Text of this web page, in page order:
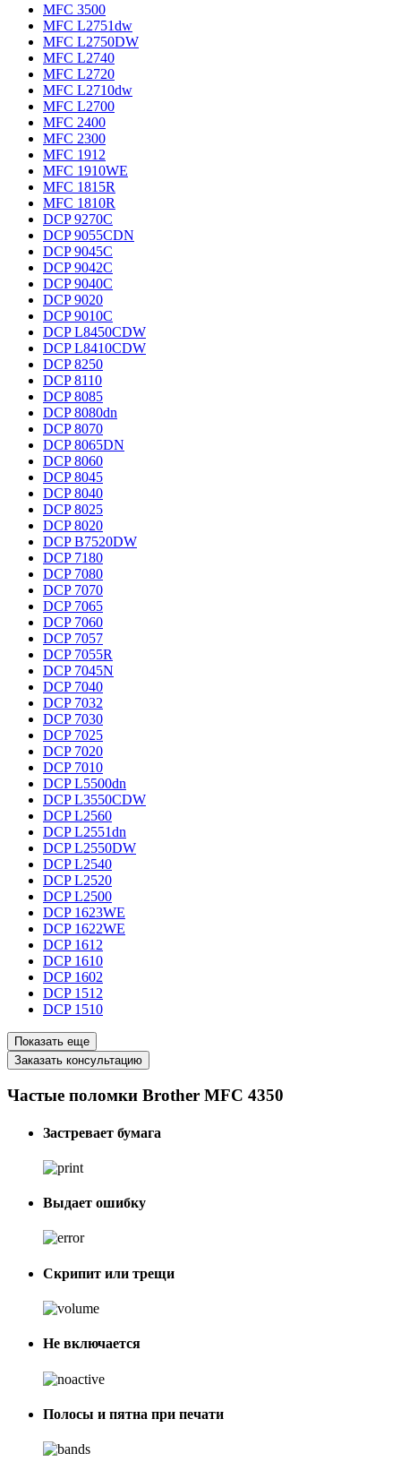
MFC 3500
MFC L2751dw
MFC L2750DW
MFC L2740
MFC L2720
MFC L2710dw
MFC L2700
MFC 2400
MFC 2300
MFC 1912
MFC 1910WE
MFC 1815R
MFC 1810R
DCP 9270C
DCP 9055CDN
DCP 9045C
DCP 9042C
DCP 9040C
DCP 9020
DCP 9010C
DCP L8450CDW
DCP L8410CDW
DCP 8250
DCP 8110
DCP 8085
DCP 8080dn
DCP 8070
DCP 8065DN
DCP 8060
DCP 8045
DCP 8040
DCP 8025
DCP 8020
DCP B7520DW
DCP 7180
DCP 7080
DCP 7070
DCP 7065
DCP 7060
DCP 7057
DCP 7055R
DCP 7045N
DCP 7040
DCP 7032
DCP 7030
DCP 7025
DCP 7020
DCP 7010
DCP L5500dn
DCP L3550CDW
DCP L2560
DCP L2551dn
DCP L2550DW
DCP L2540
DCP L2520
DCP L2500
DCP 1623WE
DCP 1622WE
DCP 1612
DCP 1610
DCP 1602
DCP 1512
DCP 1510
Показать еще
Заказать консультацию
Частые поломки Brother MFC 4350
Застревает бумага
Выдает ошибку
Скрипит или трещи
Не включается
Полосы и пятна при печати